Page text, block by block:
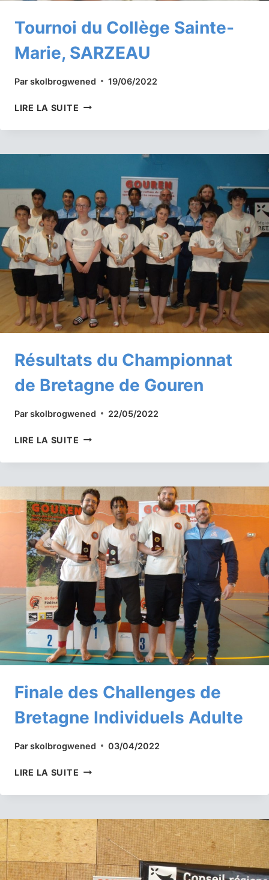
Tournoi du Collège Sainte-
Marie, SARZEAU
Parskolbrogwened 19/06/2022
LIRE LA SUITE TOURNOI
COLLÈGE
SARZEAU
Résultats du Championnat
de Bretagne de Gouren
Parskolbrogwened 22/05/2022
LIRE LA SUITE RÉSULTATS
CHAMPIONNAT
BRETAGNE
DE
GOUREN
Finale des Challenges de
Bretagne Individuels Adulte
Parskolbrogwened 03/04/2022
LIRE LA SUITE FINALE
CHALLENGES
BRETAGNE
INDIVIDUELS
ADULTE